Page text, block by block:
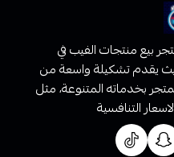
بيع منتجات الفيب في
يقدم تشكيلة واسعة من
بخدماته المتنوعة، مثل
التنافسية